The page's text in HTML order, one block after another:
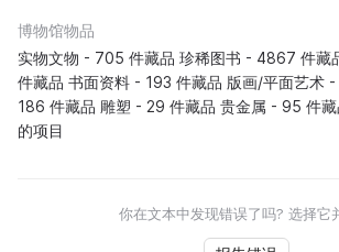
博物馆物品
实物文物 - 705 件藏品 珍稀图书 - 4867 件藏
件藏品 书面资料 - 193 件藏品 版画/平面艺术
186 件藏品 雕塑 - 29 件藏品 贵金属 - 95 件
的项目
你在文本中发现错误了吗? 选择它